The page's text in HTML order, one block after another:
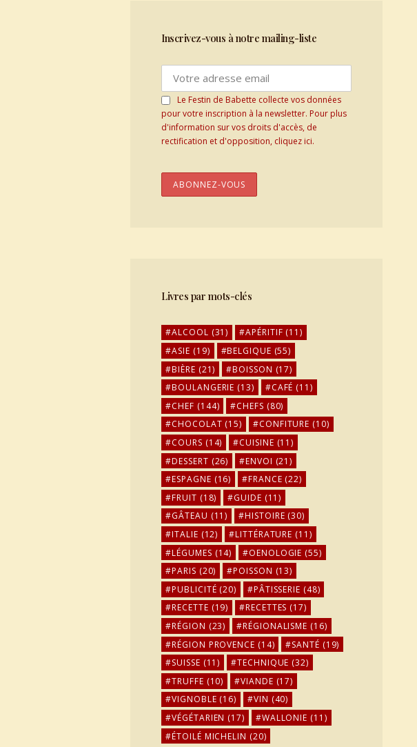
Inscrivez-vous à notre mailing-liste
Le Festin de Babette collecte vos données
pour votre inscription à la newsletter. Pour plus
d'information sur vos droits d'accès, de
rectification et d'opposition, cliquez ici.
Livres par mots-clés
ALCOOL (31) APÉRITIF (11)
ASIE (19) BELGIQUE (55)
BIÈRE (21) BOISSON (17)
BOULANGERIE (13) CAFÉ (11)
CHEF (144) CHEFS (80)
CHOCOLAT (15) CONFITURE (10)
COURS (14) CUISINE (11)
DESSERT (26) ENVOI (21)
ESPAGNE (16) FRANCE (22)
FRUIT (18) GUIDE (11)
GÂTEAU (11) HISTOIRE (30)
ITALIE (12) LITTÉRATURE (11)
LÉGUMES (14) OENOLOGIE (55)
PARIS (20) POISSON (13)
PUBLICITÉ (20) PÂTISSERIE (48)
RECETTE (19) RECETTES (17)
RÉGION (23) RÉGIONALISME (16)
RÉGION PROVENCE (14) SANTÉ (19)
SUISSE (11) TECHNIQUE (32)
TRUFFE (10) VIANDE (17)
VIGNOBLE (16) VIN (40)
VÉGÉTARIEN (17) WALLONIE (11)
ÉTOILÉ MICHELIN (20)